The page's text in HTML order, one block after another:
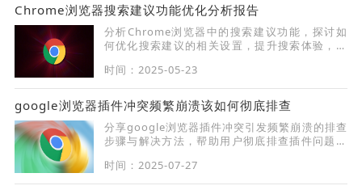
Chrome浏览器搜索建议功能优化分析报告
分析Chrome浏览器中的搜索建议功能，探讨如
何优化搜索建议的相关设置，提升搜索体验，帮
时间：2025-05-23
google浏览器插件冲突频繁崩溃该如何彻底排查
分享google浏览器插件冲突引发频繁崩溃的排查
步骤与解决方法，帮助用户彻底排查插件问题，
时间：2025-07-27